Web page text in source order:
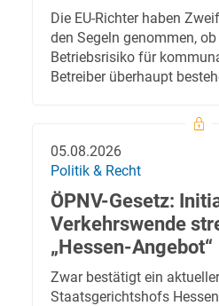
Die EU-Richter haben
den Segeln genommen,
Betriebsrisiko für
Betreiber überhaupt
05.08.2026
Politik & Recht
ÖPNV-Gesetz:
Verkehrswende
„Hessen-Angebot“
Zwar bestätigt ein
Staatsgerichtshofs